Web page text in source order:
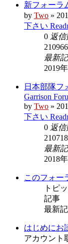
新フォーラ
by Two »
下さい
0 返信
210966
最新
2019
日本部隊フ
Garrison
by Two »
下さい
0 返信
210718
最新
2018
このフォー
トピ
記事
最新
はじめにお
アカウント